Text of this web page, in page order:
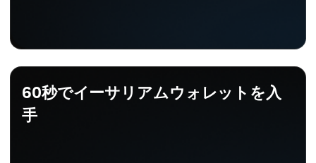
60秒でイーサリアムウォレットを入
手